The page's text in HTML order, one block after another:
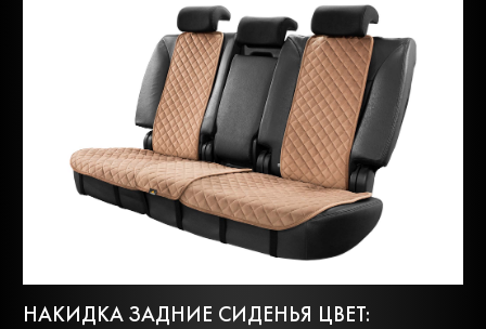
НАКИДКА ЗАДНИЕ СИДЕНЬЯ ЦВЕТ: